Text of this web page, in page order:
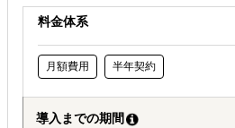
料金体系
月額費用 半年契約
導入までの期間